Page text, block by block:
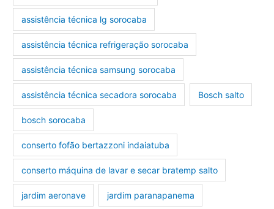
assistência técnica lg sorocaba
assistência técnica refrigeração sorocaba
assistência técnica samsung sorocaba
assistência técnica secadora sorocaba Bosch salto
bosch sorocaba
conserto fofão bertazzoni indaiatuba
conserto máquina de lavar e secar bratemp salto
jardim aeronave jardim paranapanema